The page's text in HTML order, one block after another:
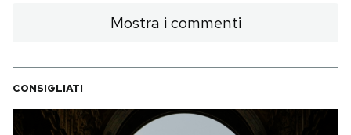
Mostra i commenti
CONSIGLIATI